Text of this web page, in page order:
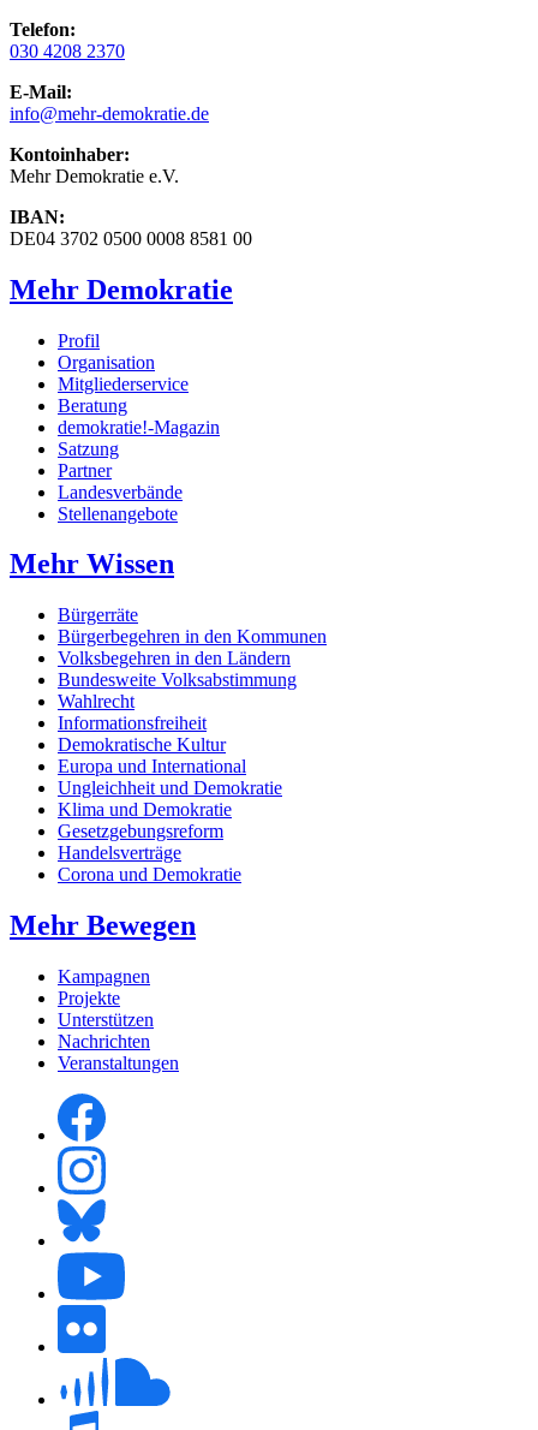
Telefon:
030 4208 2370
E-Mail:
info@mehr-demokratie.de
Kontoinhaber:
Mehr Demokratie e.V.
IBAN:
DE04 3702 0500 0008 8581 00
Mehr Demokratie
Profil
Organisation
Mitgliederservice
Beratung
demokratie!-Magazin
Satzung
Partner
Landesverbände
Stellenangebote
Mehr Wissen
Bürgerräte
Bürgerbegehren in den Kommunen
Volksbegehren in den Ländern
Bundesweite Volksabstimmung
Wahlrecht
Informationsfreiheit
Demokratische Kultur
Europa und International
Ungleichheit und Demokratie
Klima und Demokratie
Gesetzgebungsreform
Handelsverträge
Corona und Demokratie
Mehr Bewegen
Kampagnen
Projekte
Unterstützen
Nachrichten
Veranstaltungen